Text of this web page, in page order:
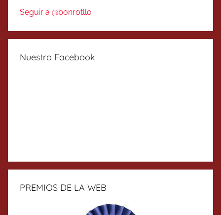
Seguir a @bonrotllo
Nuestro Facebook
PREMIOS DE LA WEB